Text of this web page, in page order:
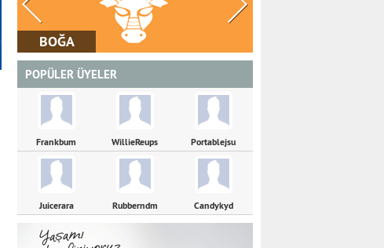
İKİZLER
POPÜLER ÜYELER
Frankbum WillieReups Portablejsu
Juicerara Rubberndm Candykyd